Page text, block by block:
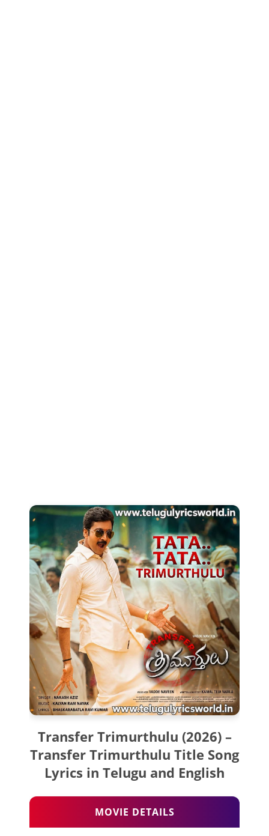
Transfer Trimurthulu (2026) –
Transfer Trimurthulu Title Song
Lyrics in Telugu and English
MOVIE DETAILS